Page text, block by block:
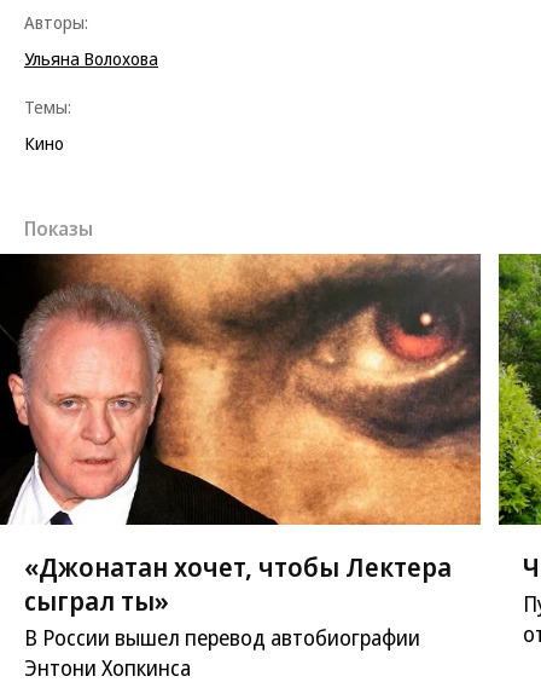
Авторы:
Ульяна Волохова
Темы:
Кино
Показы
«Джонатан хочет, чтобы Лектера
сыграл ты»
В России вышел перевод автобиографии
Энтони Хопкинса